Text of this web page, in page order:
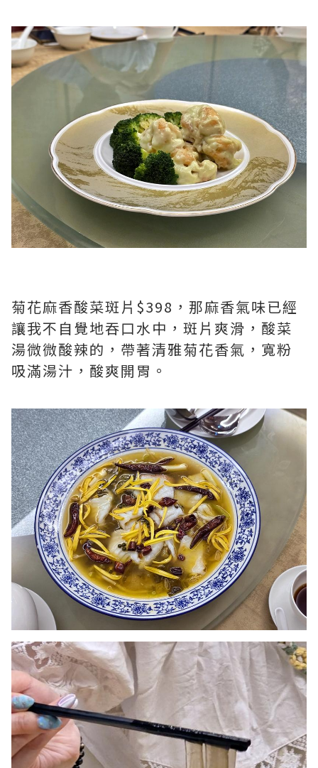
菊花麻香酸菜斑片$398，那麻香氣味已經
讓我不自覺地吞口水中，斑片爽滑，酸菜
湯微微酸辣的，帶著清雅菊花香氣，寬粉
吸滿湯汁，酸爽開胃。